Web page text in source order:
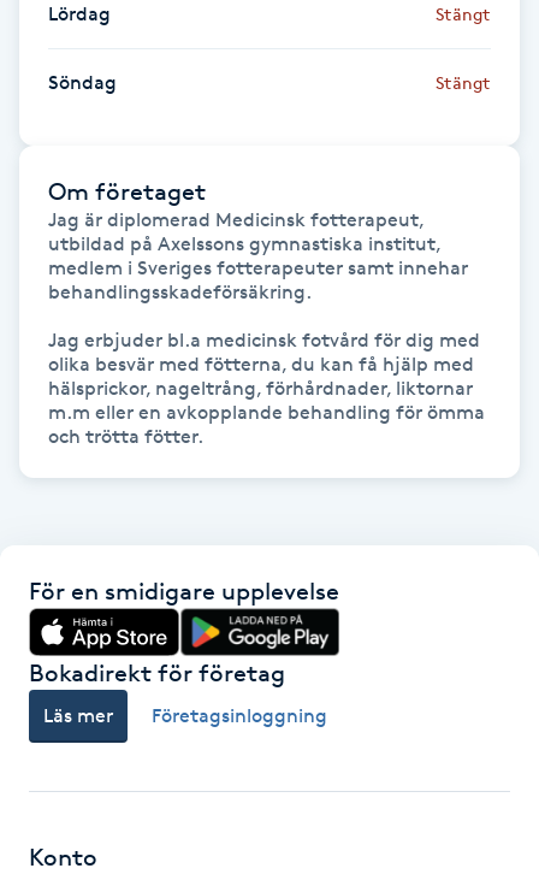
Gruppträning
Gua Sha-massage
Hatha Yoga
Headspa
Herrklippning
HIFU
Hollywood Peel
Lördag Stängt
Söndag Stängt
Om företaget
Jag är diplomerad Medicinsk fotterapeut,
utbildad på Axelssons gymnastiska institut,
medlem i Sveriges fotterapeuter samt innehar
behandlingsskadeförsäkring.
Jag erbjuder bl.a medicinsk fotvård för dig med
olika besvär med fötterna, du kan få hjälp med
hälsprickor, nageltrång, förhårdnader, liktornar
m.m eller en avkopplande behandling för ömma
och trötta fötter.
För en smidigare upplevelse
Bokadirekt för företag
Läs mer Företagsinloggning
Konto